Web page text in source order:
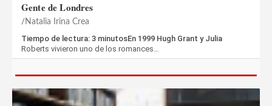
Gente de Londres
Natalia Irina Crea
Tiempo de lectura: 3 minutosEn 1999 Hugh Grant y Julia
Roberts vivieron uno de los romances…